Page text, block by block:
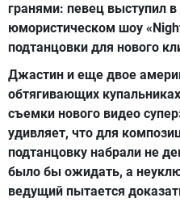
гранями: певец выступил в
юмористическом шоу
подтанцовки для нового
Джастин и еще двое
обтягивающих
съемки нового видео
удивляет, что для
подтанцовку набрали не
было бы ожидать, а
ведущий пытается